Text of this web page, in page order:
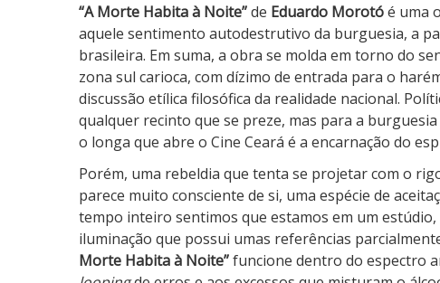
A
M
o
r
t
e
H
a
b
i
t
a
à
“A Morte Habita à Noite”de Eduardo Morotóé uma
aquele sentimento autodestrutivo da burguesia, a
brasileira. Em suma, a obra se molda em torno do
zona sul carioca, com dízimo de entrada para o
discussão etílica filosófica da realidade nacional.
qualquer recinto que se preze, mas para a
o longa que abre o Cine Ceará é a encarnação do
Porém, uma rebeldia que tenta se projetar com o
parece muito consciente de si, uma espécie de
tempo inteiro sentimos que estamos em um
iluminação que possui umas referências
Morte Habita à Noite”funcione dentro do espectro